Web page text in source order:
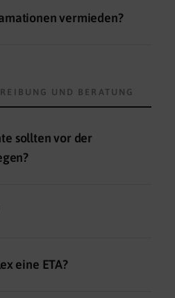
vermieden?
UND BERATUNG
sollten vor der
eine ETA?